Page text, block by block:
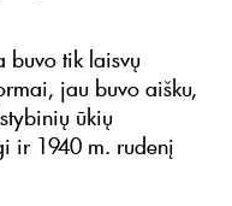
buvo tik laisvų
jau buvo aišku,
ūkių
ir 1940 m. rudenį